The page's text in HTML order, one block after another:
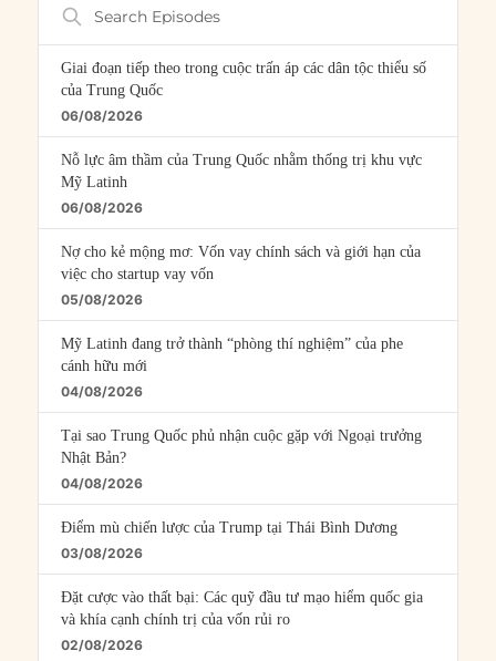
Episodes
Giai đoạn tiếp theo trong cuộc trấn áp các dân tộc thiểu số
của Trung Quốc
06/08/2026
Nỗ lực âm thầm của Trung Quốc nhằm thống trị khu vực
Mỹ Latinh
06/08/2026
Nợ cho kẻ mộng mơ: Vốn vay chính sách và giới hạn của
việc cho startup vay vốn
05/08/2026
Mỹ Latinh đang trở thành “phòng thí nghiệm” của phe
cánh hữu mới
04/08/2026
Tại sao Trung Quốc phủ nhận cuộc gặp với Ngoại trưởng
Nhật Bản?
04/08/2026
Điểm mù chiến lược của Trump tại Thái Bình Dương
03/08/2026
Đặt cược vào thất bại: Các quỹ đầu tư mạo hiểm quốc gia
và khía cạnh chính trị của vốn rủi ro
02/08/2026